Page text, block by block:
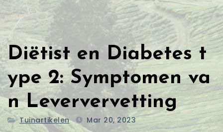
Diëtist en Diabetes t
ype 2: Symptomen va
n Leververvetting
Tuinartikelen Mar 20, 2023